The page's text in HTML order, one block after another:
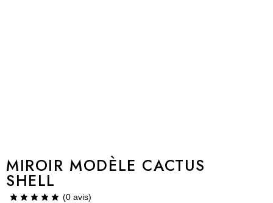
MIROIR MODÈLE CACTUS
SHELL
(0 avis)